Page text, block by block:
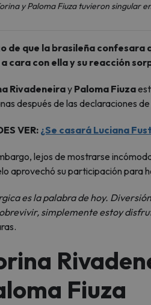
y Paloma Fiuza tuvieron singular
de que la brasileña
cara con ella y su reacción
Rivadeneiray Paloma Fiuza
después de las declaraciones
VER:¿Se casará Luciana
lejos de mostrarse
aprovechó su participación para
es la palabra de hoy.
simplemente estoy
Fiuza